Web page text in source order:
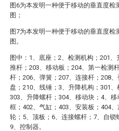
图6为本发明一种便于移动的垂直度检
图；
图7为本发明一种便于移动的垂直度检
图。
图中：1、底座；2、检测机构；201、
推杆；203、移动板；204、第一检测
杆；206、弹簧；207、连接杆；208
盘；210、线锤；3、升降机构；301、
303、升降螺杆；304、移动块；4、
框；402、气缸；403、安装板；404
轮；5、顶板；6、连接螺杆；7、自锁
9、控制器。